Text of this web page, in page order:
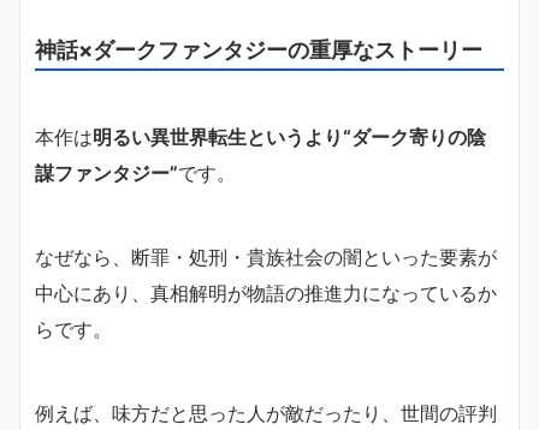
神話×ダークファンタジーの重厚なストーリー
本作は明るい異世界転生というより“ダーク寄りの陰
謀ファンタジー”です。
なぜなら、断罪・処刑・貴族社会の闇といった要素が
中心にあり、真相解明が物語の推進力になっているか
らです。
例えば、味方だと思った人が敵だったり、世間の評判